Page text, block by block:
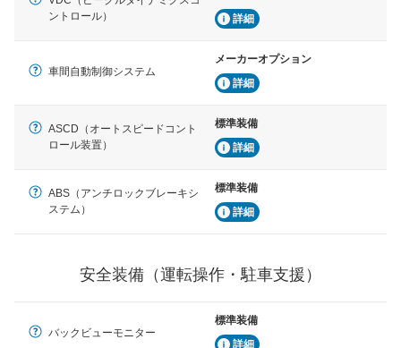
運転・駐車支援
グ・アシストやサイドブラインドモニターなどが装備さ
れています。
万が一車体が衝撃を受けたときに、運転者・同乗者を守
るSRSエアバッグシステム、プリテンショナーシートベ
ルトなどが装備されています。
ントロール）
詳細
車間自動制御システム
メーカーオプション
詳細
ASCD（オートスピードコント
ロール装置）
標準装備
詳細
ABS（アンチロックブレーキシ
ステム）
標準装備
詳細
安全装備（運転操作・駐車支援）
バックビューモニター
標準装備
詳細